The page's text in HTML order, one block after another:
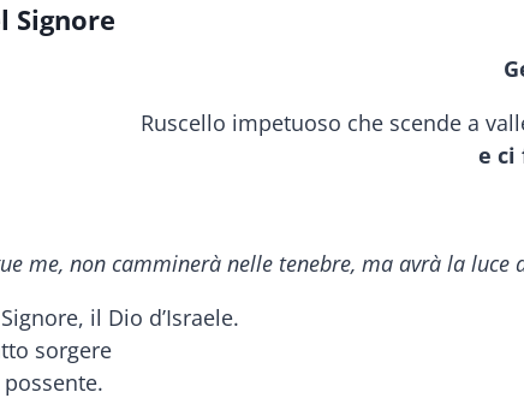
Signore
e ci
me, non camminerà nelle tenebre, ma avrà la luce
il Dio d’Israele.
sorgere